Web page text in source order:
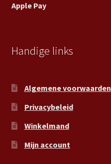
Apple Pay
Handige links
Algemene voorwaarden
Privacybeleid
Winkelmand
Mijn account